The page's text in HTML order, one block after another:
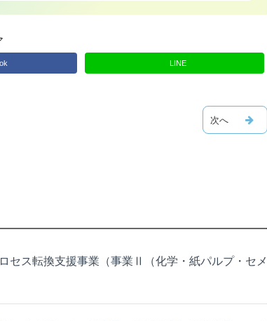
LINE
セス転換支援事業（事業Ⅱ（化学・紙パルプ・セメ